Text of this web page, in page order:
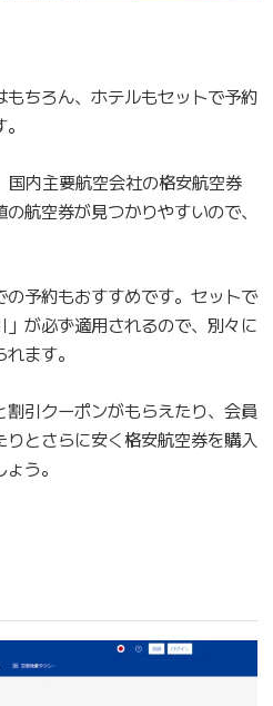
ちろん、ホテルもセットで予約
内主要航空会社の格安航空券
航空券が見つかりやすいので、
予約もおすすめです。セットで
が必ず適用されるので、別々に
ます。
引クーポンがもらえたり、会員
とさらに安く格安航空券を購入
う。